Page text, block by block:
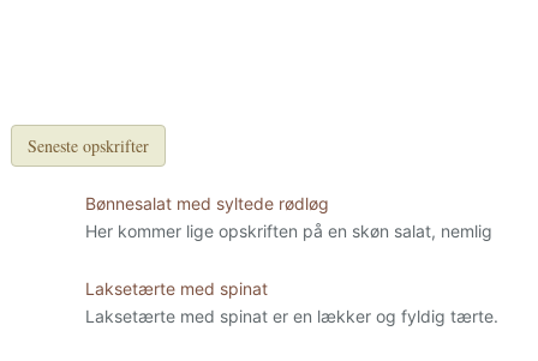
Seneste opskrifter
Bønnesalat med syltede rødløg
Her kommer lige opskriften på en skøn salat, nemlig
Laksetærte med spinat
Laksetærte med spinat er en lækker og fyldig tærte.